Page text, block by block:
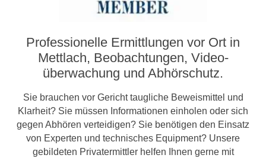
Professionelle Ermittlungen vor Ort in
Mettlach, Beobachtungen, Video­­
überwachung und Abhörschutz.
Sie brauchen vor Gericht taugliche Beweismittel und
Klarheit? Sie müssen Informationen einholen oder sich
gegen Abhören verteidigen? Sie benötigen den Einsatz
von Experten und technisches Equipment? Unsere
gebildeten Privatermittler helfen Ihnen gerne mit